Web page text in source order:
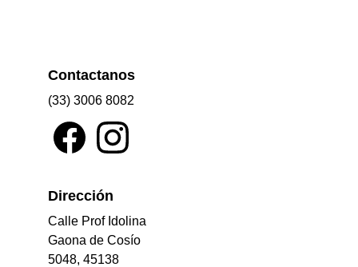
Dirección
Calle Prof Idolina
Gaona de Cosío
5048, 45138
Contactanos
(33) 3006 8082